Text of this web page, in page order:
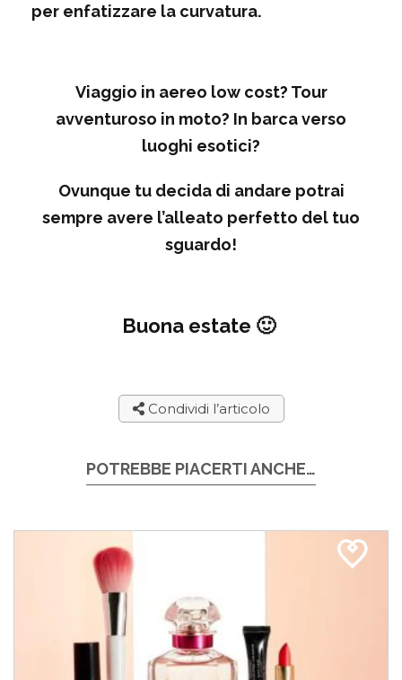
per enfatizzare la curvatura.
Viaggio in aereo low cost? Tour
avventuroso in moto? In barca verso
luoghi esotici?
Ovunque tu decida di andare potrai
sempre avere l’alleato perfetto del tuo
sguardo!
Buona estate 🙂
Condividi l’articolo
POTREBBE PIACERTI ANCHE…